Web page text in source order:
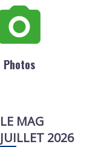
Photos
LE MAG
JUILLET 2026